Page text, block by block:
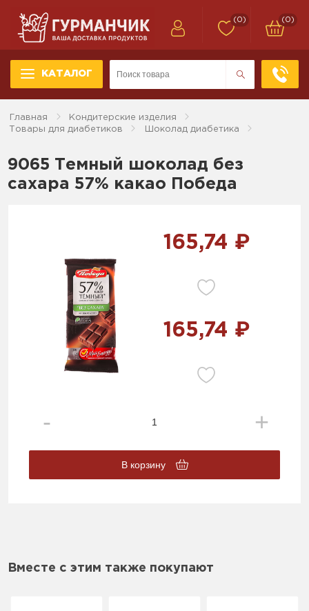
КАТАЛОГ
(0) (0)
Главная
Кондитерские изделия
Товары для диабетиков
Шоколад диабетика
9065 Темный шоколад без
сахара 57% какао Победа
165,74 ₽
165,74 ₽
В корзину
Вместе с этим также покупают